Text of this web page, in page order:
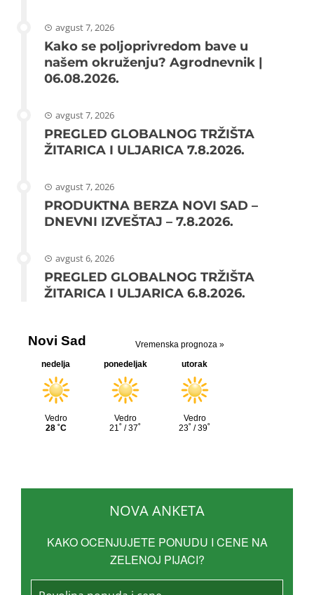
avgust 7, 2026
Kako se poljoprivredom bave u
našem okruženju? Agrodnevnik |
06.08.2026.
avgust 7, 2026
PREGLED GLOBALNOG TRŽIŠTA
ŽITARICA I ULJARICA 7.8.2026.
avgust 7, 2026
PRODUKTNA BERZA NOVI SAD –
DNEVNI IZVEŠTAJ – 7.8.2026.
avgust 6, 2026
PREGLED GLOBALNOG TRŽIŠTA
ŽITARICA I ULJARICA 6.8.2026.
NOVA ANKETA
KAKO OCENJUJETE PONUDU I CENE NA
ZELENOJ PIJACI?